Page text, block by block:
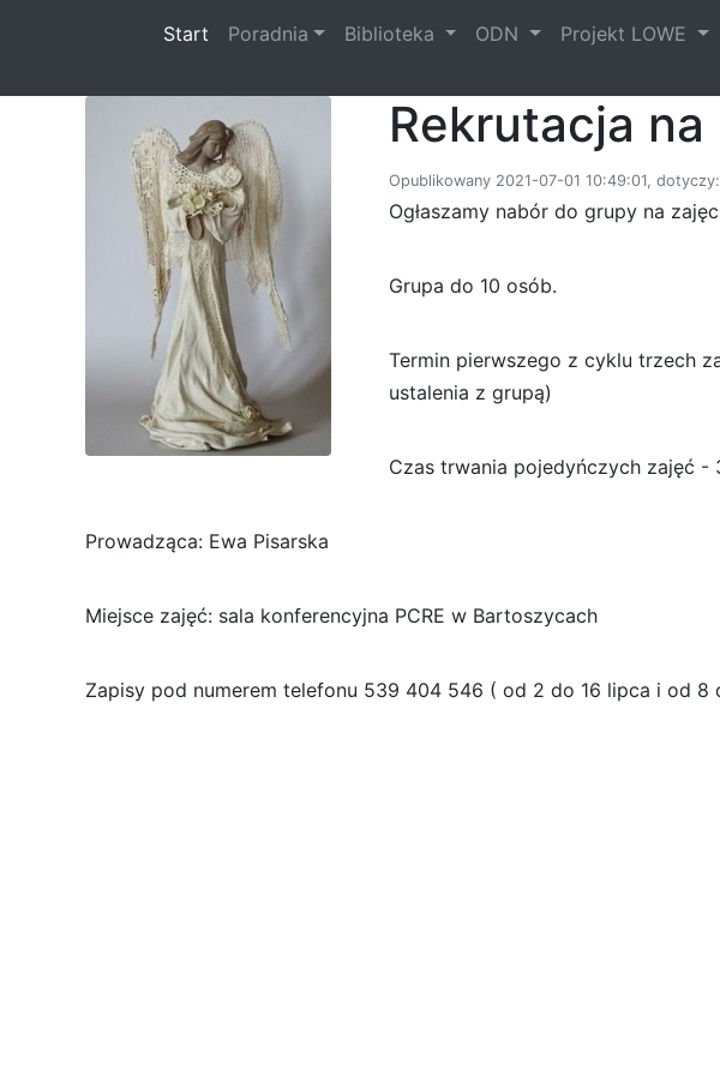
Start (current)
Poradnia Biblioteka ODN Projekt LOWE
Rekrutacja na
Opublikowany 2021-07-01 10:49:01, dotyczy:
Ogłaszamy nabór do grupy na
Grupa do 10 osób.
Termin pierwszego z cyklu trzech
ustalenia z grupą)
Czas trwania pojedyńczych zajęć -
Prowadząca: Ewa Pisarska
Miejsce zajęć: sala konferencyjna PCRE w Bartoszycach
Zapisy pod numerem telefonu 539 404 546 ( od 2 do 16 lipca i od 8